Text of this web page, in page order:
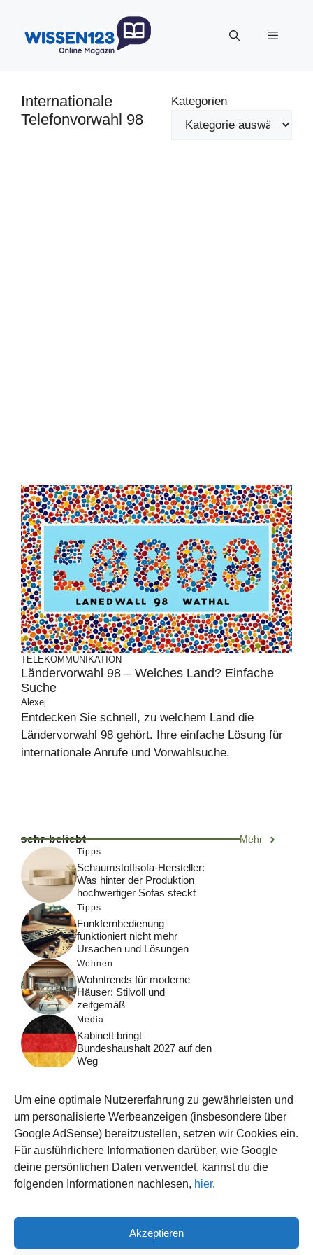
Um eine optimale Nutzererfahrung zu gewährleisten und
um personalisierte Werbeanzeigen (insbesondere über
Google AdSense) bereitzustellen, setzen wir Cookies ein.
Für ausführlichere Informationen darüber, wie Google
deine persönlichen Daten verwendet, kannst du die
folgenden Informationen nachlesen, hier.
Akzeptieren
springen
Menü
Internationale
Telefonvorwahl 98
Kategorien
TELEKOMMUNIKATION
Ländervorwahl 98 – Welches Land? Einfache
Suche
Alexej
Entdecken Sie schnell, zu welchem Land die
Ländervorwahl 98 gehört. Ihre einfache Lösung für
internationale Anrufe und Vorwahlsuche.
sehr beliebt Mehr
Tipps
Schaumstoffsofa-Hersteller:
Was hinter der Produktion
hochwertiger Sofas steckt
Tipps
Funkfernbedienung
funktioniert nicht mehr
Ursachen und Lösungen
Wohnen
Wohntrends für moderne
Häuser: Stilvoll und
zeitgemäß
Media
Kabinett bringt
Bundeshaushalt 2027 auf den
Weg
Funktionsweise, Prozesse
und Rankinglogik
Computer
Wieso habe ich im moment
kein Internet?
© 2026 WISSEN123.DE
IMPRESSUM